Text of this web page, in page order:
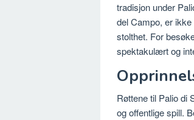
tradisjon under
del Campo, er
stolthet. For
spektakulært og
Røttene til Palio di
og offentlige spill.